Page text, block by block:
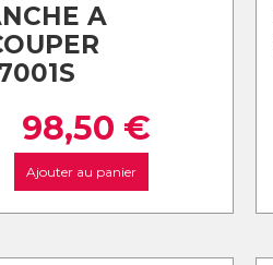
A
98,50 €
Ajouter au panier